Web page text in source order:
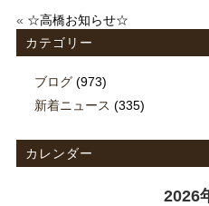
« ☆高橋お知らせ☆
カテゴリー
ブログ(973)
新着ニュース (335)
カレンダー
2026